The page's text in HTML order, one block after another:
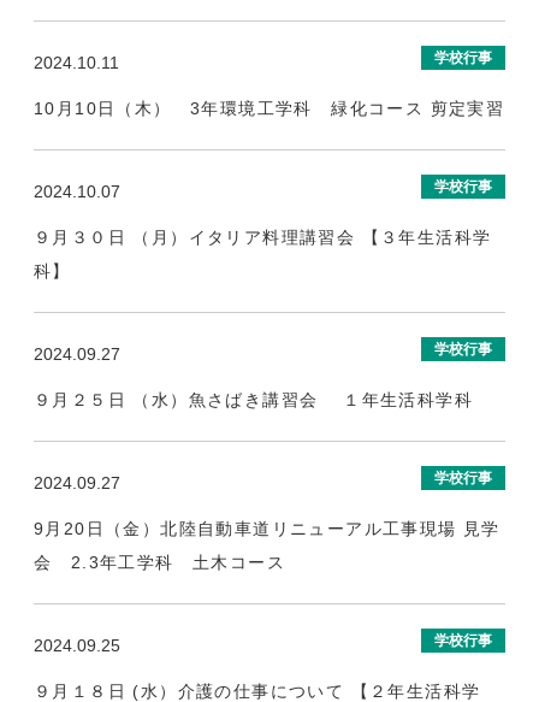
2024.10.11 学校行事
10月10日（木） 3年環境工学科 緑化コース 剪定実習
2024.10.07 学校行事
９月３０日 （月）イタリア料理講習会 【３年生活科学
科】
2024.09.27 学校行事
９月２５日 （水）魚さばき講習会 １年生活科学科
2024.09.27 学校行事
9月20日（金）北陸自動車道リニューアル工事現場 見学
会 2.3年工学科 土木コース
2024.09.25 学校行事
９月１８日 (水）介護の仕事について 【２年生活科学